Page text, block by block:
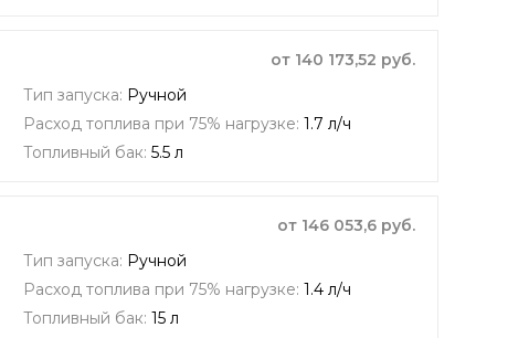
от 140 173,52 руб.
Тип запуска: Ручной
Расход топлива при 75% нагрузке: 1.7 л/ч
Топливный бак: 5.5 л
от 146 053,6 руб.
Тип запуска: Ручной
Расход топлива при 75% нагрузке: 1.4 л/ч
Топливный бак: 15 л